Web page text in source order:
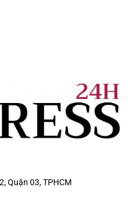
Quận 03, TPHCM